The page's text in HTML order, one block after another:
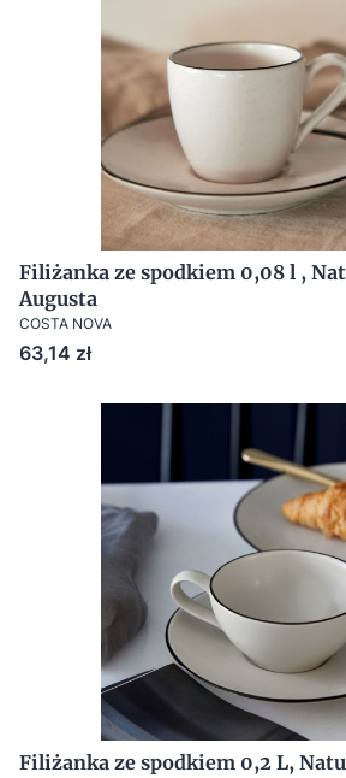
Filiżanka ze spodkiem 0,08 l ,
Augusta
COSTA NOVA
Cena
63,14 zł
Filiżanka ze spodkiem 0,2 L,